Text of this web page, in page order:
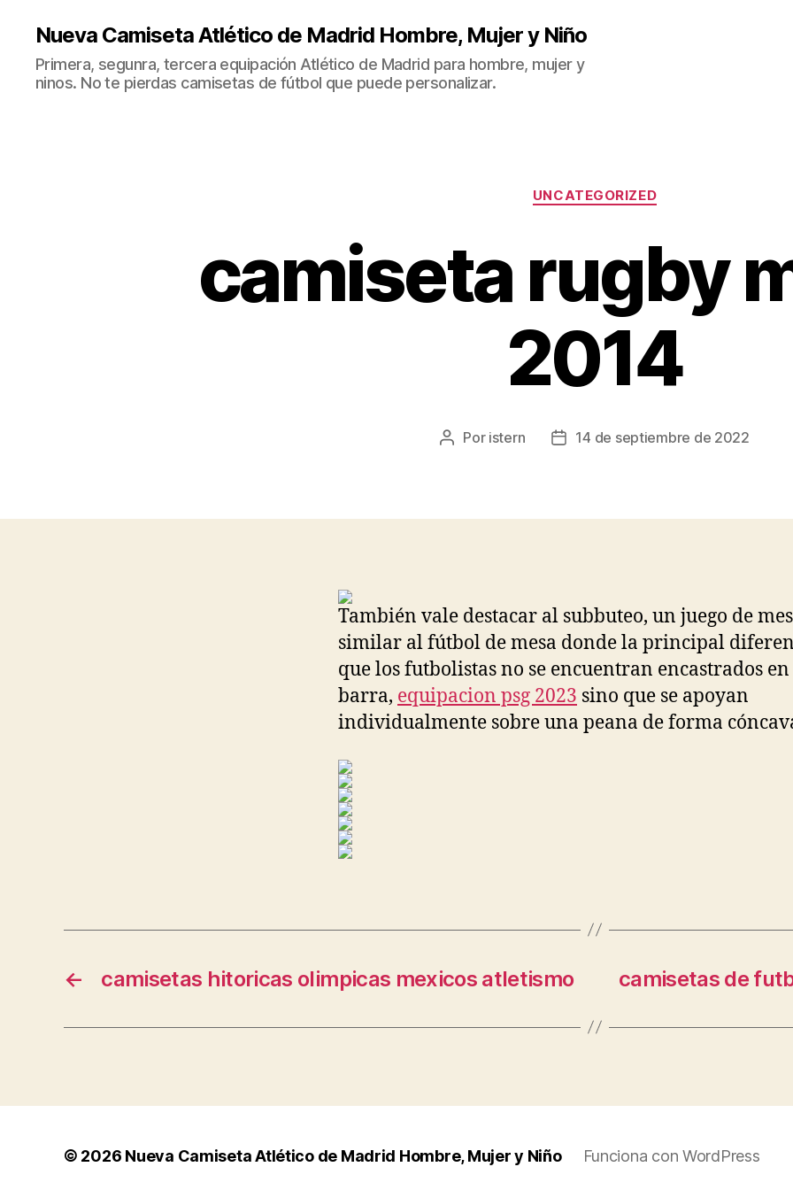
Nueva Camiseta Atlético de Madrid Hombre, Mujer y Niño
Primera, segunra, tercera equipación Atlético de Madrid para hombre, mujer y
ninos. No te pierdas camisetas de fútbol que puede personalizar.
Categorías
UNCATEGORIZED
camiseta rugby
2014
Autor
Por istern
Fecha14 de septiembre de 2022
También vale destacar al subbuteo, un juego de
similar al fútbol de mesa donde la principal
que los futbolistas no se encuentran encastrados
barra, equipacion psg 2023 sino que se apoyan
individualmente sobre una peana de forma
← camisetas hitoricas olimpicas mexicos atletismo camisetas de
© 2026 Nueva Camiseta Atlético de Madrid Hombre, Mujer y Niño Funciona con WordPress